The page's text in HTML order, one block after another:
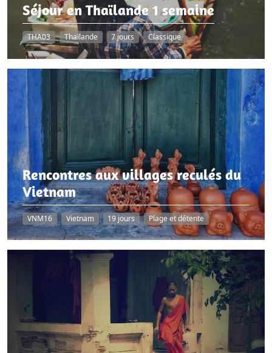
Séjour en Thaïlande 1 semaine
THA03 Thaïlande 7 jours Classique
Rencontres aux villages reculés du
Vietnam
VNM16 Vietnam 19 jours Plage et détente